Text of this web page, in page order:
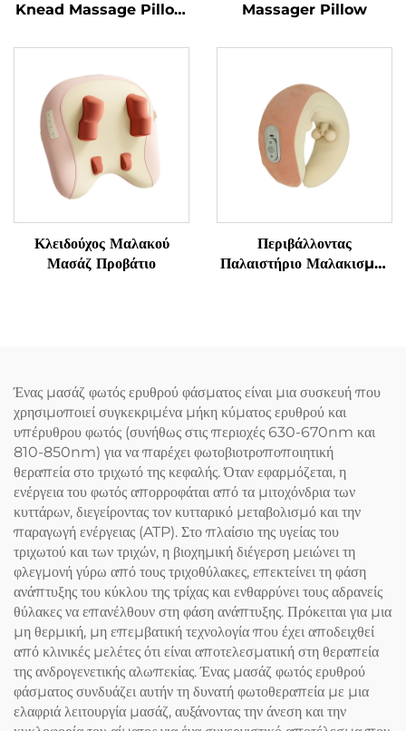
Knead Massage Pillow
Massager Pillow
Κλειδούχος Μαλακού
Μασάζ Προβάτιο
Περιβάλλοντας
Παλαιστήριο Μαλακισμού
Ένας μασάζ φωτός ερυθρού φάσματος είναι μια συσκευή που
χρησιμοποιεί συγκεκριμένα μήκη κύματος ερυθρού και
υπέρυθρου φωτός (συνήθως στις περιοχές 630-670nm και
810-850nm) για να παρέχει φωτοβιοτροποποιητική
θεραπεία στο τριχωτό της κεφαλής. Όταν εφαρμόζεται, η
ενέργεια του φωτός απορροφάται από τα μιτοχόνδρια των
κυττάρων, διεγείροντας τον κυτταρικό μεταβολισμό και την
παραγωγή ενέργειας (ATP). Στο πλαίσιο της υγείας του
τριχωτού και των τριχών, η βιοχημική διέγερση μειώνει τη
φλεγμονή γύρω από τους τριχοθύλακες, επεκτείνει τη φάση
ανάπτυξης του κύκλου της τρίχας και ενθαρρύνει τους αδρανείς
θύλακες να επανέλθουν στη φάση ανάπτυξης. Πρόκειται για μια
μη θερμική, μη επεμβατική τεχνολογία που έχει αποδειχθεί
από κλινικές μελέτες ότι είναι αποτελεσματική στη θεραπεία
της ανδρογενετικής αλωπεκίας. Ένας μασάζ φωτός ερυθρού
φάσματος συνδυάζει αυτήν τη δυνατή φωτοθεραπεία με μια
ελαφριά λειτουργία μασάζ, αυξάνοντας την άνεση και την